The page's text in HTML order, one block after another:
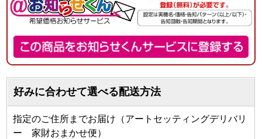
好みに合わせて選べる配送方法
指定のご住所までお届け（アートセッティングデリバリ
ー 家財おまかせ便）